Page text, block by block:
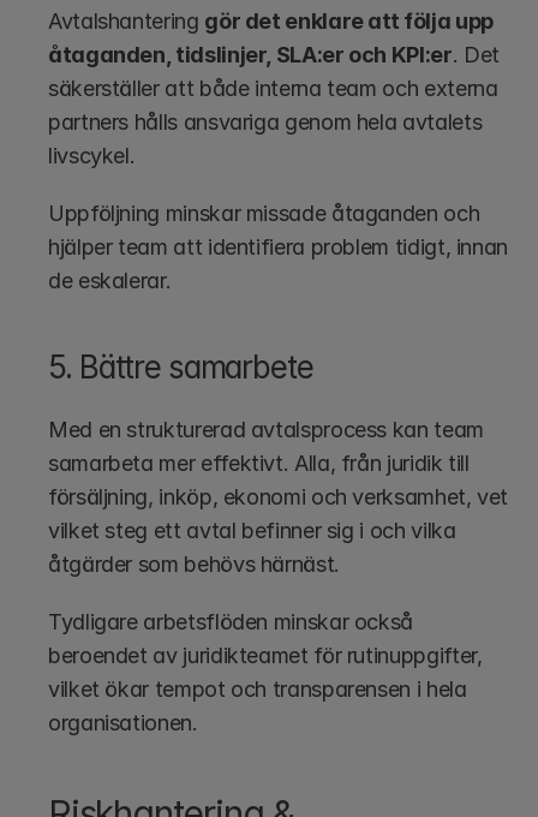
Avtalshantering gör det enklare att följa upp
åtaganden, tidslinjer, SLA:er och KPI:er. Det
säkerställer att både interna team och externa
partners hålls ansvariga genom hela avtalets
livscykel.
Uppföljning minskar missade åtaganden och
hjälper team att identifiera problem tidigt, innan
de eskalerar.
5. Bättre samarbete
Med en strukturerad avtalsprocess kan team
samarbeta mer effektivt. Alla, från juridik till
försäljning, inköp, ekonomi och verksamhet, vet
vilket steg ett avtal befinner sig i och vilka
åtgärder som behövs härnäst.
Tydligare arbetsflöden minskar också
beroendet av juridikteamet för rutinuppgifter,
vilket ökar tempot och transparensen i hela
organisationen.